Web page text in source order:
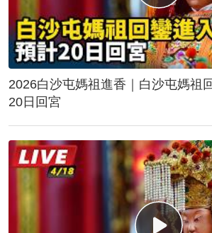
2026白沙屯媽祖進香｜白沙屯媽祖
20日回宮